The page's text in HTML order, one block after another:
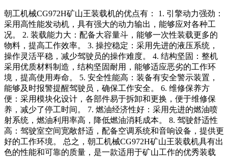
朝工机械CG972H矿山王装载机的优点有： 1. 引擎动力强劲：
采用高性能发动机，具有强大的动力输出，能够应对各种工
况。 2. 装载能力大：配备大容量斗，能够一次性装载更多的
物料，提高工作效率。 3. 操控稳定：采用先进的液压系统，
操作灵活平稳，减少驾驶员的操作难度。 4. 结构坚固：整机
采用优质材料制造，结构坚固耐用，能够适应恶劣的工作环
境，提高使用寿命。 5. 安全性能高：装备有安全警示装置，
能够及时报警提醒驾驶员，确保工作安全。 6. 维修保养方
便：采用模块化设计，各部件易于拆卸和更换，便于维修保
养，减少了停工时间。 7. 燃油经济性好：采用先进的燃油喷
射系统，燃油利用率高，降低燃油消耗成本。 8. 驾驶舒适性
高：驾驶室空间宽敞舒适，配备空调系统和音响设备，提供更
好的工作环境。 总之，朝工机械CG972H矿山王装载机具有出
色的性能和可靠的质量，是一款适用于矿山工作的优秀装载